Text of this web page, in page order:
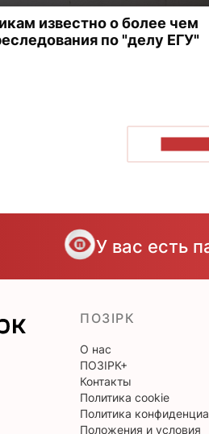
известно о более чем
по "делу ЕГУ"
У вас есть
ПОЗІРК
О нас
ПОЗІРК+
Контакты
Политика cookie
Политика
Положения и условия